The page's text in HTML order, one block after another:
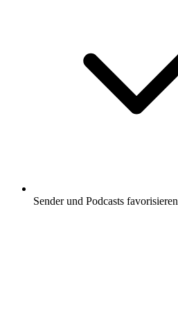
Sender und Podcasts favorisieren